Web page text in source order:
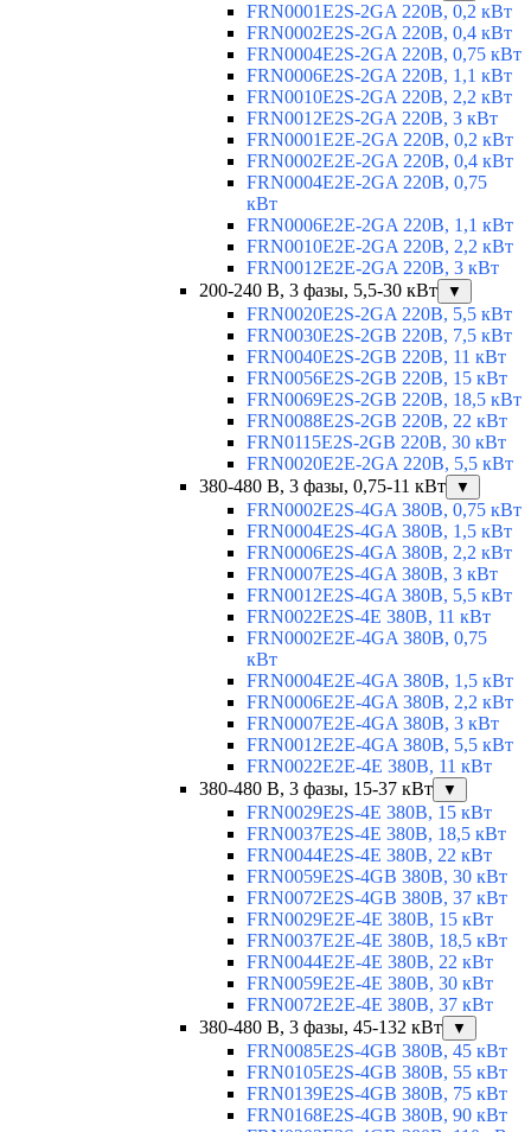
FRN0001E2S-2GA 220В, 0,2 кВт
FRN0002E2S-2GA 220В, 0,4 кВт
FRN0004E2S-2GA 220В, 0,75 кВт
FRN0006E2S-2GA 220В, 1,1 кВт
FRN0010E2S-2GA 220В, 2,2 кВт
FRN0012E2S-2GA 220В, 3 кВт
FRN0001E2E-2GA 220В, 0,2 кВт
FRN0002E2E-2GA 220В, 0,4 кВт
FRN0004E2E-2GA 220В, 0,75
кВт
FRN0006E2E-2GA 220В, 1,1 кВт
FRN0010E2E-2GA 220В, 2,2 кВт
FRN0012E2E-2GA 220В, 3 кВт
200-240 В, 3 фазы, 5,5-30 кВт
▼
FRN0020E2S-2GA 220В, 5,5 кВт
FRN0030E2S-2GB 220В, 7,5 кВт
FRN0040E2S-2GB 220В, 11 кВт
FRN0056E2S-2GB 220В, 15 кВт
FRN0069E2S-2GB 220В, 18,5 кВт
FRN0088E2S-2GB 220В, 22 кВт
FRN0115E2S-2GB 220В, 30 кВт
FRN0020E2E-2GA 220В, 5,5 кВт
380-480 В, 3 фазы, 0,75-11 кВт
▼
FRN0002E2S-4GA 380В, 0,75 кВт
FRN0004E2S-4GA 380В, 1,5 кВт
FRN0006E2S-4GA 380В, 2,2 кВт
FRN0007E2S-4GA 380В, 3 кВт
FRN0012E2S-4GA 380В, 5,5 кВт
FRN0022E2S-4E 380В, 11 кВт
FRN0002E2E-4GA 380В, 0,75
кВт
FRN0004E2E-4GA 380В, 1,5 кВт
FRN0006E2E-4GA 380В, 2,2 кВт
FRN0007E2E-4GA 380В, 3 кВт
FRN0012E2E-4GA 380В, 5,5 кВт
FRN0022E2E-4E 380В, 11 кВт
380-480 В, 3 фазы, 15-37 кВт
▼
FRN0029E2S-4E 380В, 15 кВт
FRN0037E2S-4E 380В, 18,5 кВт
FRN0044E2S-4E 380В, 22 кВт
FRN0059E2S-4GB 380В, 30 кВт
FRN0072E2S-4GB 380В, 37 кВт
FRN0029E2E-4E 380В, 15 кВт
FRN0037E2E-4E 380В, 18,5 кВт
FRN0044E2E-4E 380В, 22 кВт
FRN0059E2E-4E 380В, 30 кВт
FRN0072E2E-4E 380В, 37 кВт
380-480 В, 3 фазы, 45-132 кВт
▼
FRN0085E2S-4GB 380В, 45 кВт
FRN0105E2S-4GB 380В, 55 кВт
FRN0139E2S-4GB 380В, 75 кВт
FRN0168E2S-4GB 380В, 90 кВт